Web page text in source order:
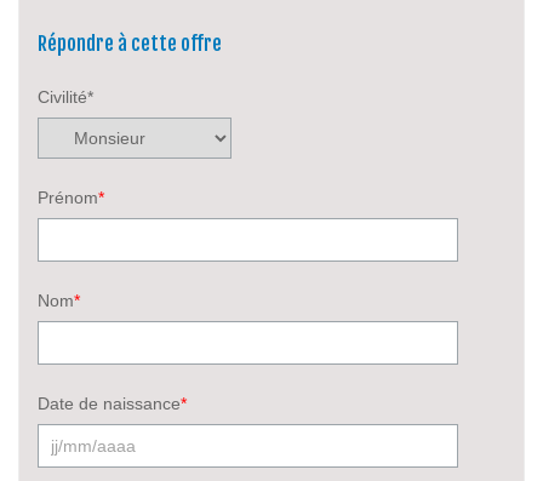
Répondre à cette offre
Civilité*
Prénom*
Nom*
Date de naissance*